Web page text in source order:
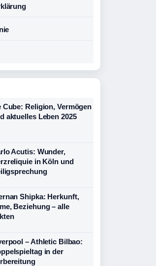
Cube: Religion, Vermögen
aktuelles Leben 2025
Acutis: Wunder,
in Köln und
Shipka: Herkunft,
Beziehung – alle
– Athletic Bilbao:
in der